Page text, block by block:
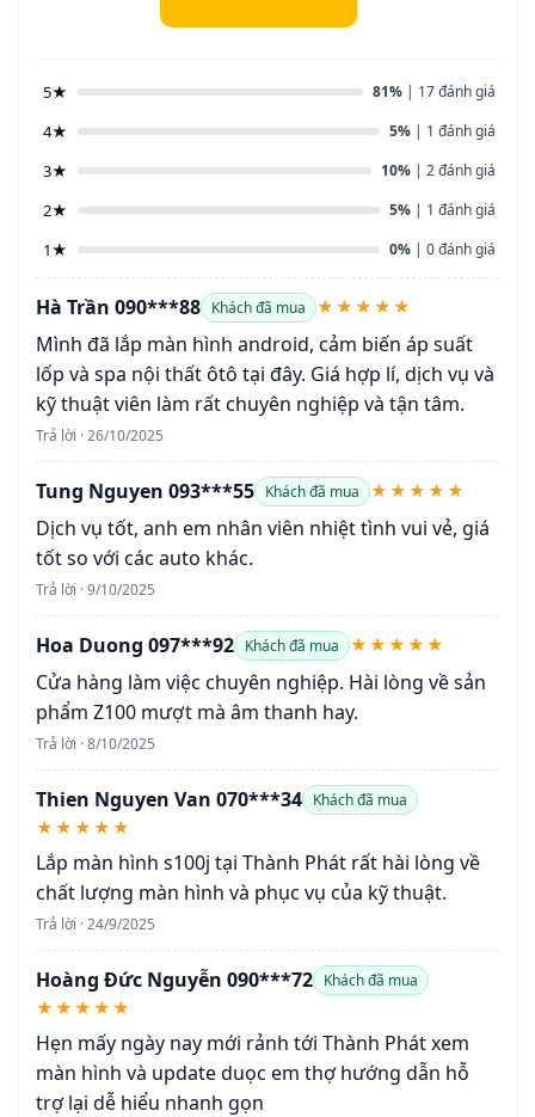
5★ 81% | 17 đánh giá
4★ 5% | 1 đánh giá
3★ 10% | 2 đánh giá
2★ 5% | 1 đánh giá
1★ 0% | 0 đánh giá
Hà Trần 090***88 Khách đã mua ★★★★★
Mình đã lắp màn hình android, cảm biến áp suất
lốp và spa nội thất ôtô tại đây. Giá hợp lí, dịch vụ và
kỹ thuật viên làm rất chuyên nghiệp và tận tâm.
Trả lời · 26/10/2025
Tung Nguyen 093***55 Khách đã mua ★★★★★
Dịch vụ tốt, anh em nhân viên nhiệt tình vui vẻ, giá
tốt so với các auto khác.
Trả lời · 9/10/2025
Hoa Duong 097***92 Khách đã mua ★★★★★
Cửa hàng làm việc chuyên nghiệp. Hài lòng về sản
phẩm Z100 mượt mà âm thanh hay.
Trả lời · 8/10/2025
Thien Nguyen Van 070***34 Khách đã mua
★★★★★
Lắp màn hình s100j tại Thành Phát rất hài lòng về
chất lượng màn hình và phục vụ của kỹ thuật.
Trả lời · 24/9/2025
Hoàng Đức Nguyễn 090***72 Khách đã mua
★★★★★
Hẹn mấy ngày nay mới rảnh tới Thành Phát xem
màn hình và update duọc em thợ hướng dẫn hỗ
trợ lại dễ hiểu nhanh gọn